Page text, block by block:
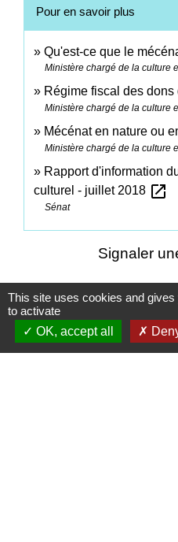
Pour en savoir plus
Qu'est-ce que le
Ministère chargé de la culture
Régime fiscal des
Ministère chargé de la culture
Mécénat en nature ou
Ministère chargé de la culture
Rapport d'information
culturel - juillet 2018 open_in_new
Sénat
Signaler
This site uses cookies and
to activate
OK, accept all